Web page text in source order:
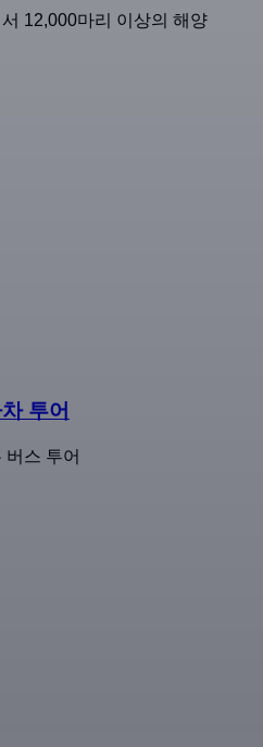
12,000마리 이상의 해양
투어
스 투어